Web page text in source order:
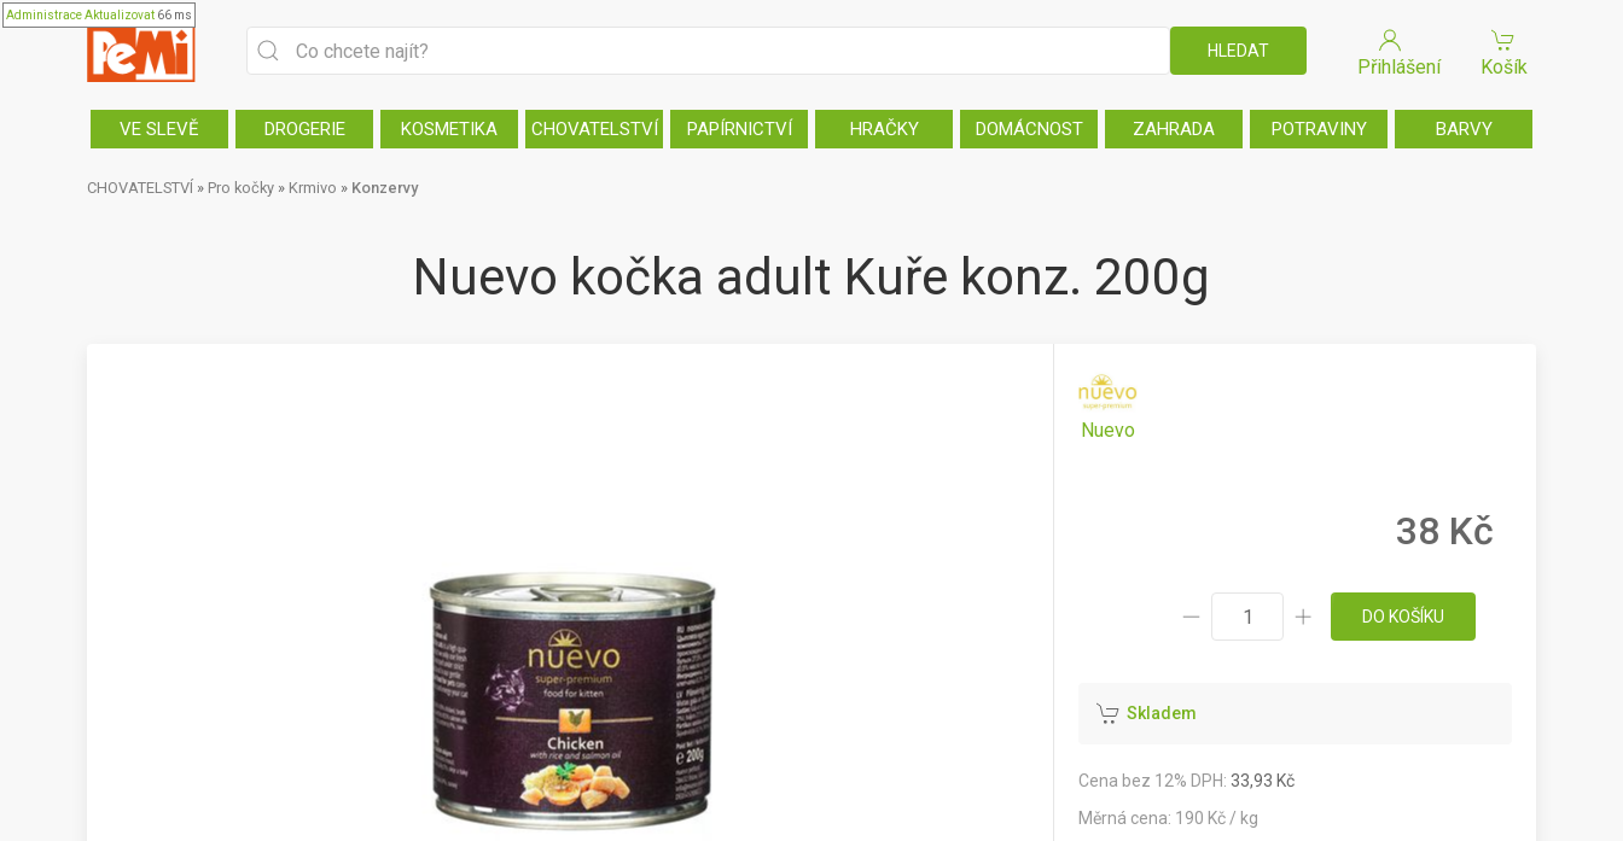
AdministraceAktualizovat 66 ms
Přihlášení Košík
VE SLEVĚ DROGERIE KOSMETIKA CHOVATELSTVÍ PAPÍRNICTVÍ HRAČKY DOMÁCNOST ZAHRADA POTRAVINY BARVY
CHOVATELSTVÍ » Pro kočky » Krmivo » Konzervy
Nuevo kočka adult Kuře konz. 200g
Nuevo
38 Kč
DO KOŠÍKU
Skladem
Cena bez 12% DPH: 33,93 Kč
Měrná cena: 190 Kč / kg